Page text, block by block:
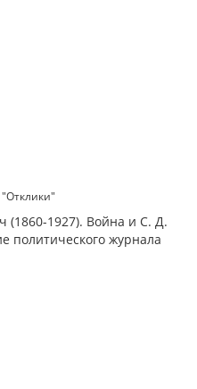
(1860-1927). Война и С. Д.
политического журнала